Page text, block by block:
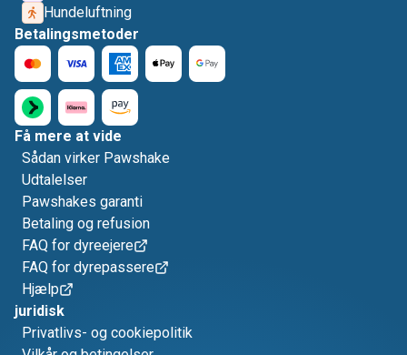
Hundeluftning
Betalingsmetoder
Få mere at vide
Sådan virker Pawshake
Udtalelser
Pawshakes garanti
Betaling og refusion
FAQ for dyreejere
FAQ for dyrepassere
Hjælp
juridisk
Privatlivs- og cookiepolitik